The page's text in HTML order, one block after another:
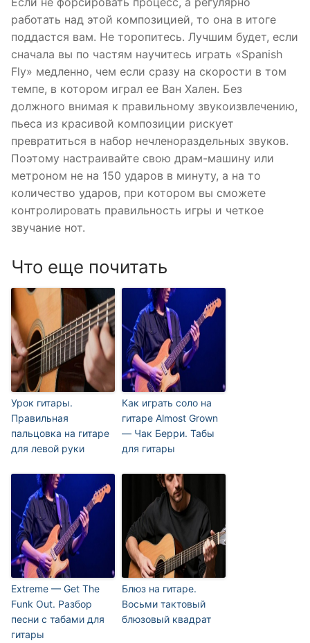
работать над этой композицией, то она в итоге
поддастся вам. Не торопитесь. Лучшим будет, если
сначала вы по частям научитесь играть «Spanish
Fly» медленно, чем если сразу на скорости в том
темпе, в котором играл ее Ван Хален. Без
должного внимая к правильному звукоизвлечению,
пьеса из красивой композиции рискует
превратиться в набор нечленораздельных звуков.
Поэтому настраивайте свою драм-машину или
метроном не на 150 ударов в минуту, а на то
количество ударов, при котором вы сможете
контролировать правильность игры и четкое
звучание нот.
Что еще почитать
Урок гитары.
Правильная
пальцовка на гитаре
для левой руки
Как играть соло на
гитаре Almost Grown
— Чак Берри. Табы
для гитары
Extreme — Get The
Funk Out. Разбор
песни с табами для
гитары
Блюз на гитаре.
Восьми тактовый
блюзовый квадрат